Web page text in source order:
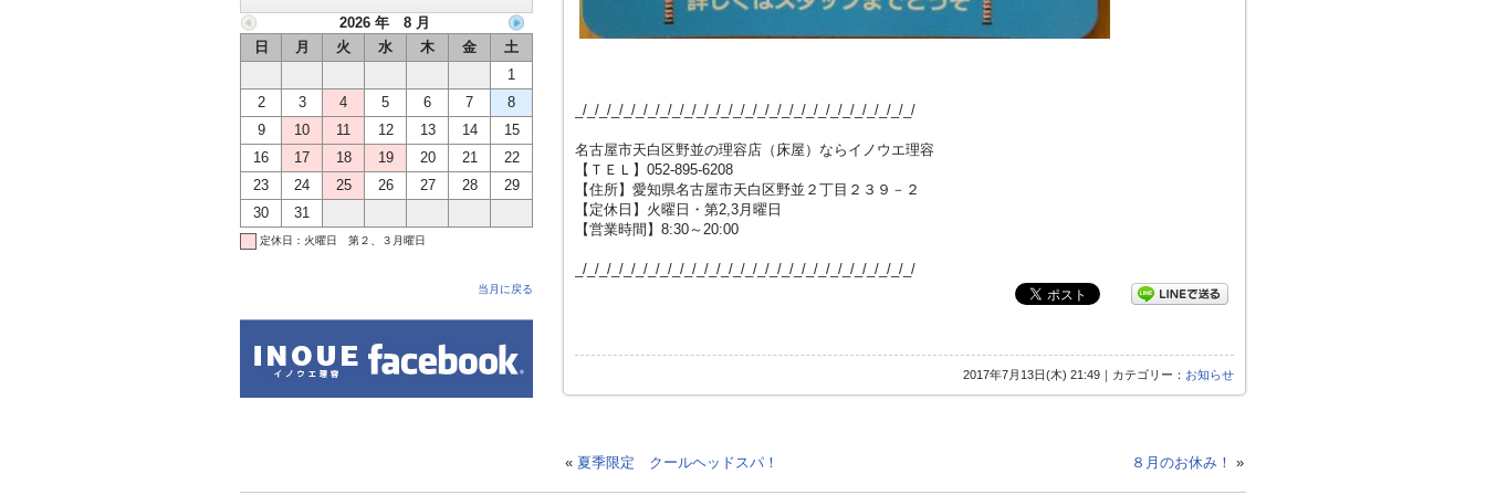
_/_/_/_/_/_/_/_/_/_/_/_/_/_/_/_/_/_/_/_/_/_/_/_/_/_/_/_/
名古屋市天白区野並の理容店（床屋）ならイノウエ理容
【ＴＥＬ】052-895-6208
【住所】愛知県名古屋市天白区野並２丁目２３９－２
【定休日】火曜日・第2,3月曜日
【営業時間】8:30～20:00
_/_/_/_/_/_/_/_/_/_/_/_/_/_/_/_/_/_/_/_/_/_/_/_/_/_/_/_/
2017年7月13日(木) 21:49｜カテゴリー： お知らせ
« 夏季限定 クールヘッドスパ！ ８月のお休み！ »
2026 年 8 月
日
月 火 水 木 金
土
1
2
3 4 5 6 7
8
9
10 11 12 13 14
15
16
17 18 19 20 21
22
23
24 25 26 27 28
29
30
31
定休日：火曜日 第２、３月曜日
当月に戻る